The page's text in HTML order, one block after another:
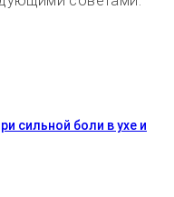
сильной боли в ухе и